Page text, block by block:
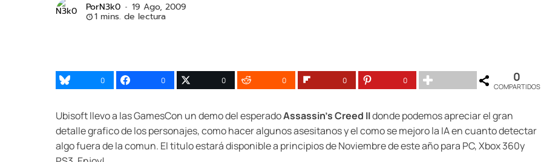
PorN3k0 19 Ago, 2009
1 mins. de lectura
0 0 0 0 0 0 0
COMPARTIDOS
Ubisoft llevo a las GamesCon un demo del esperadoAssassin’s Creed IIdonde podemos apreciar el gran
detalle grafico de los personajes, como hacer algunos asesitanos y el como se mejoro la IA en cuanto detectar
algo fuera de la comun. El titulo estará disponible a principios de Noviembre de este año para PC, Xbox 360y